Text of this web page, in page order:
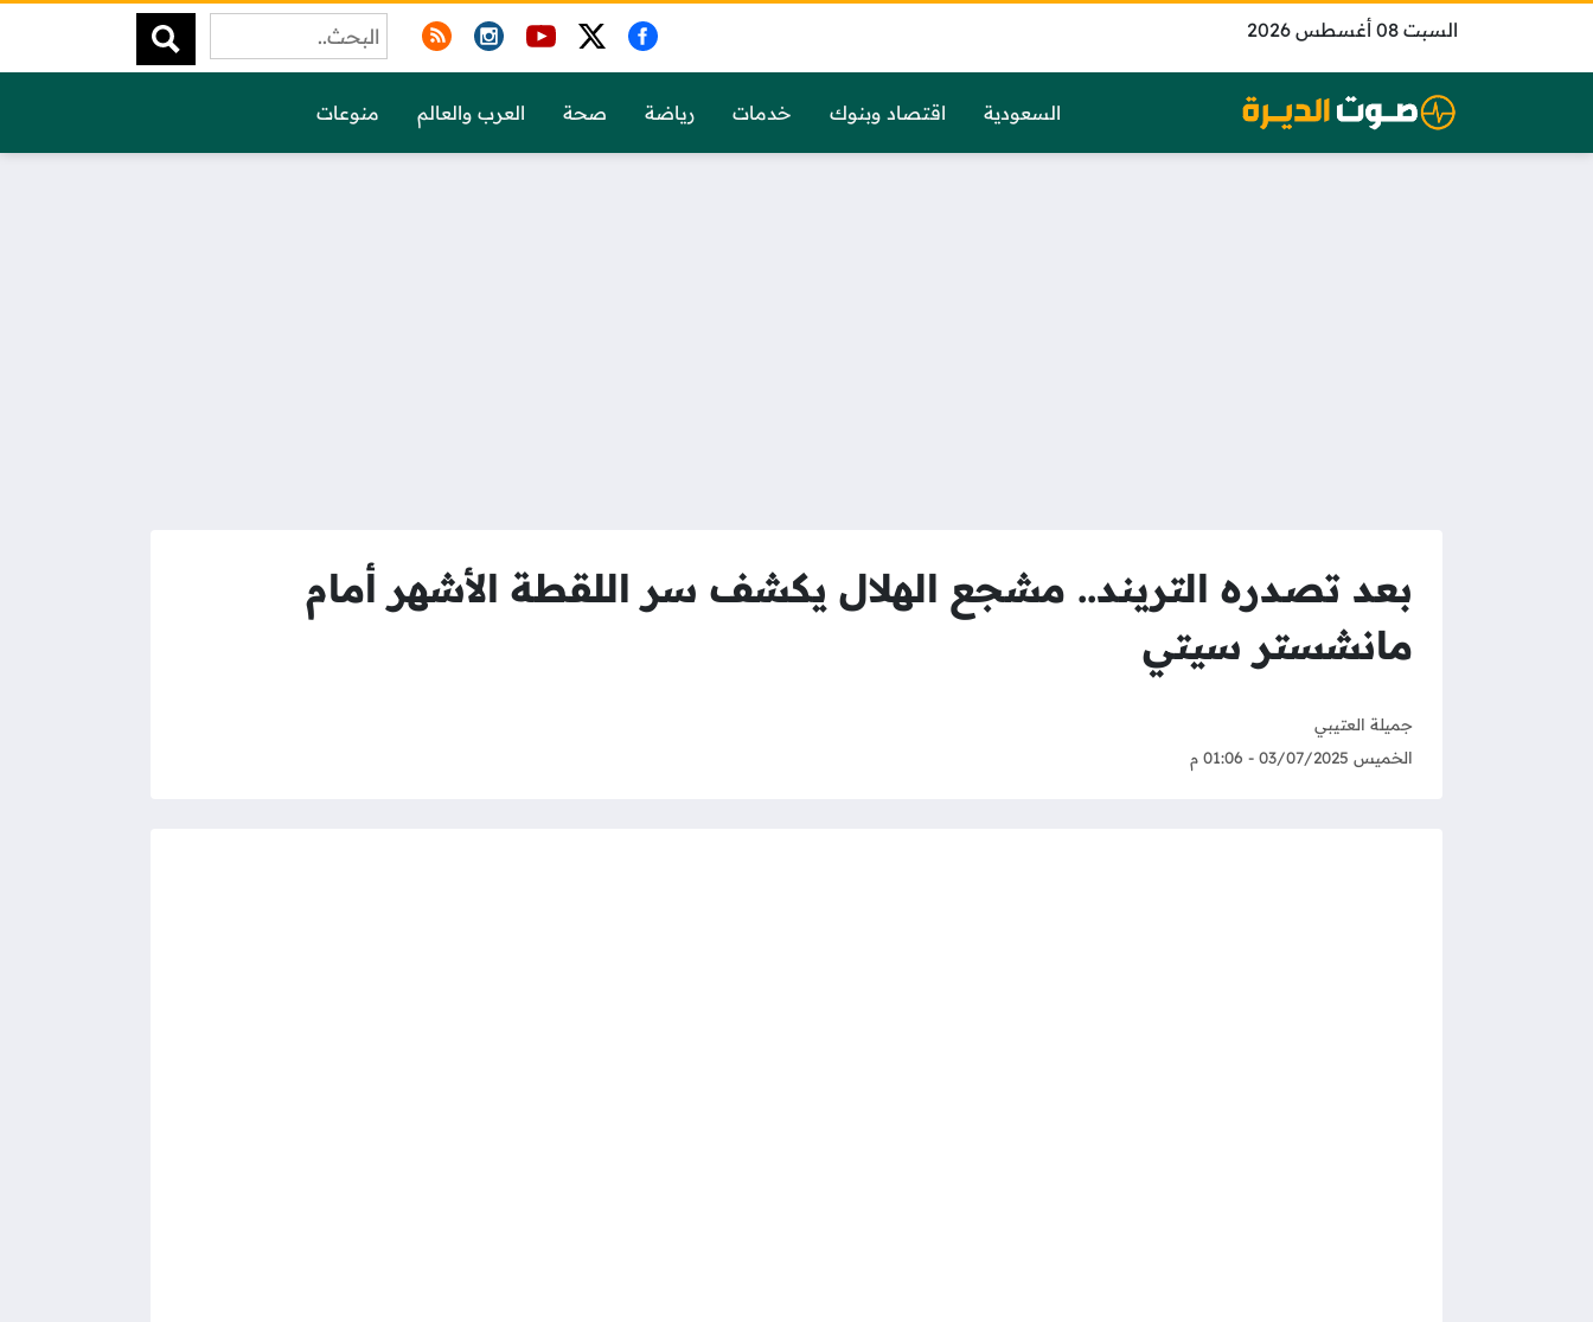
السبت 08 أغسطس 2026
السعودية اقتصاد وبنوك خدمات رياضة صحة العرب والعالم منوعات
بعد تصدره التريند.. مشجع الهلال يكشف سر اللقطة الأشهر أمام
مانشستر سيتي
جميلة العتيبي
الخميس 03/07/2025 - 01:06 م